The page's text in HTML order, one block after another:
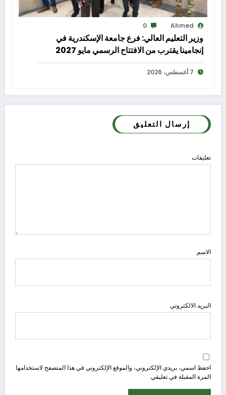
Ahmed
0
وزير التعليم العالي: فرع جامعة الإسكندرية في
إنجامينا يقترب من الافتتاح الرسمي مايو 2027
7 أغسطس، 2026
إرسال التعليق
تعليقات
الاسم
البريد الالكتروني
احفظ اسمي، بريدي الإلكتروني، والموقع الإلكتروني في هذا المتصفح لاستخدامها
المرة المقبلة في تعليقي.